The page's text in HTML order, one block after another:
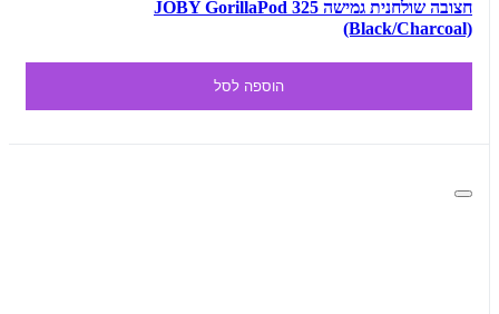
חצובה שולחנית גמישה JOBY GorillaPod 325
(Black/Charcoal)
הוספה לסל